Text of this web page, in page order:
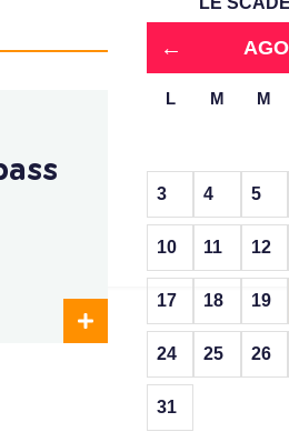
←
L M M
3 4 5
10 11 12
17 18 19
24 25 26
31